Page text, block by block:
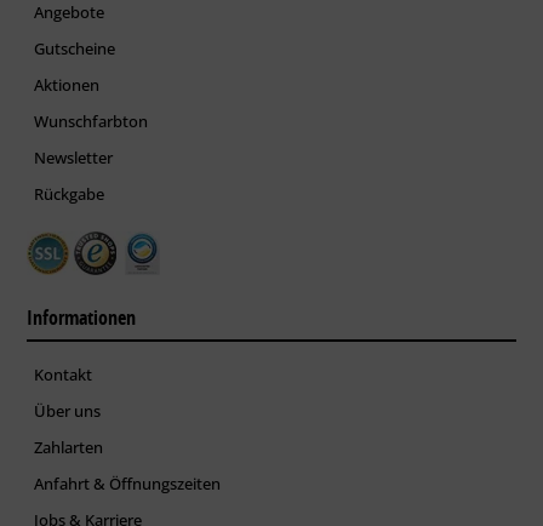
Angebote
Gutscheine
Aktionen
Wunschfarbton
Newsletter
Rückgabe
Informationen
Kontakt
Über uns
Zahlarten
Anfahrt & Öffnungszeiten
Jobs & Karriere